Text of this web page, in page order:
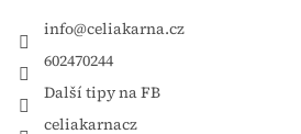
info@celiakarna.cz
602470244
Další tipy na FB
celiakarnacz